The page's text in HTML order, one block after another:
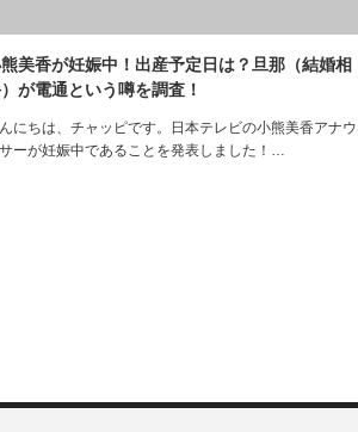
美香が妊娠中！出産予定日は？旦那（結婚相
が電通という噂を調査！
にちは、チャッピです。日本テレビの小熊美香アナウ
ーが妊娠中であることを発表しました！…